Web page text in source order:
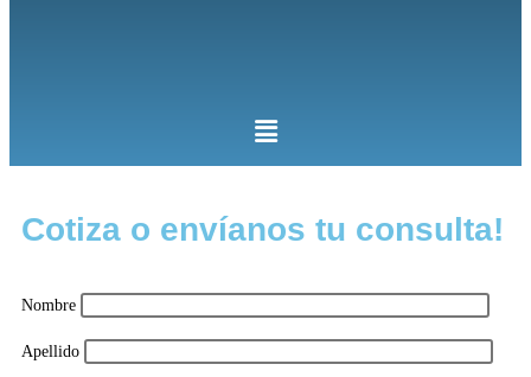
Cotiza o envíanos tu consulta!
Nombre
Apellido